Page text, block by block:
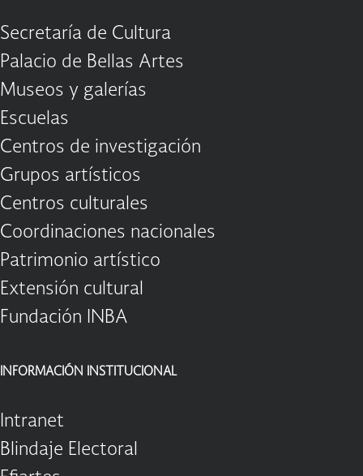
Secretaría de Cultura
Palacio de Bellas Artes
Museos y galerías
Escuelas
Centros de investigación
Grupos artísticos
Centros culturales
Coordinaciones nacionales
Patrimonio artístico
Extensión cultural
Fundación INBA
INFORMACIÓN INSTITUCIONAL
Intranet
Blindaje Electoral